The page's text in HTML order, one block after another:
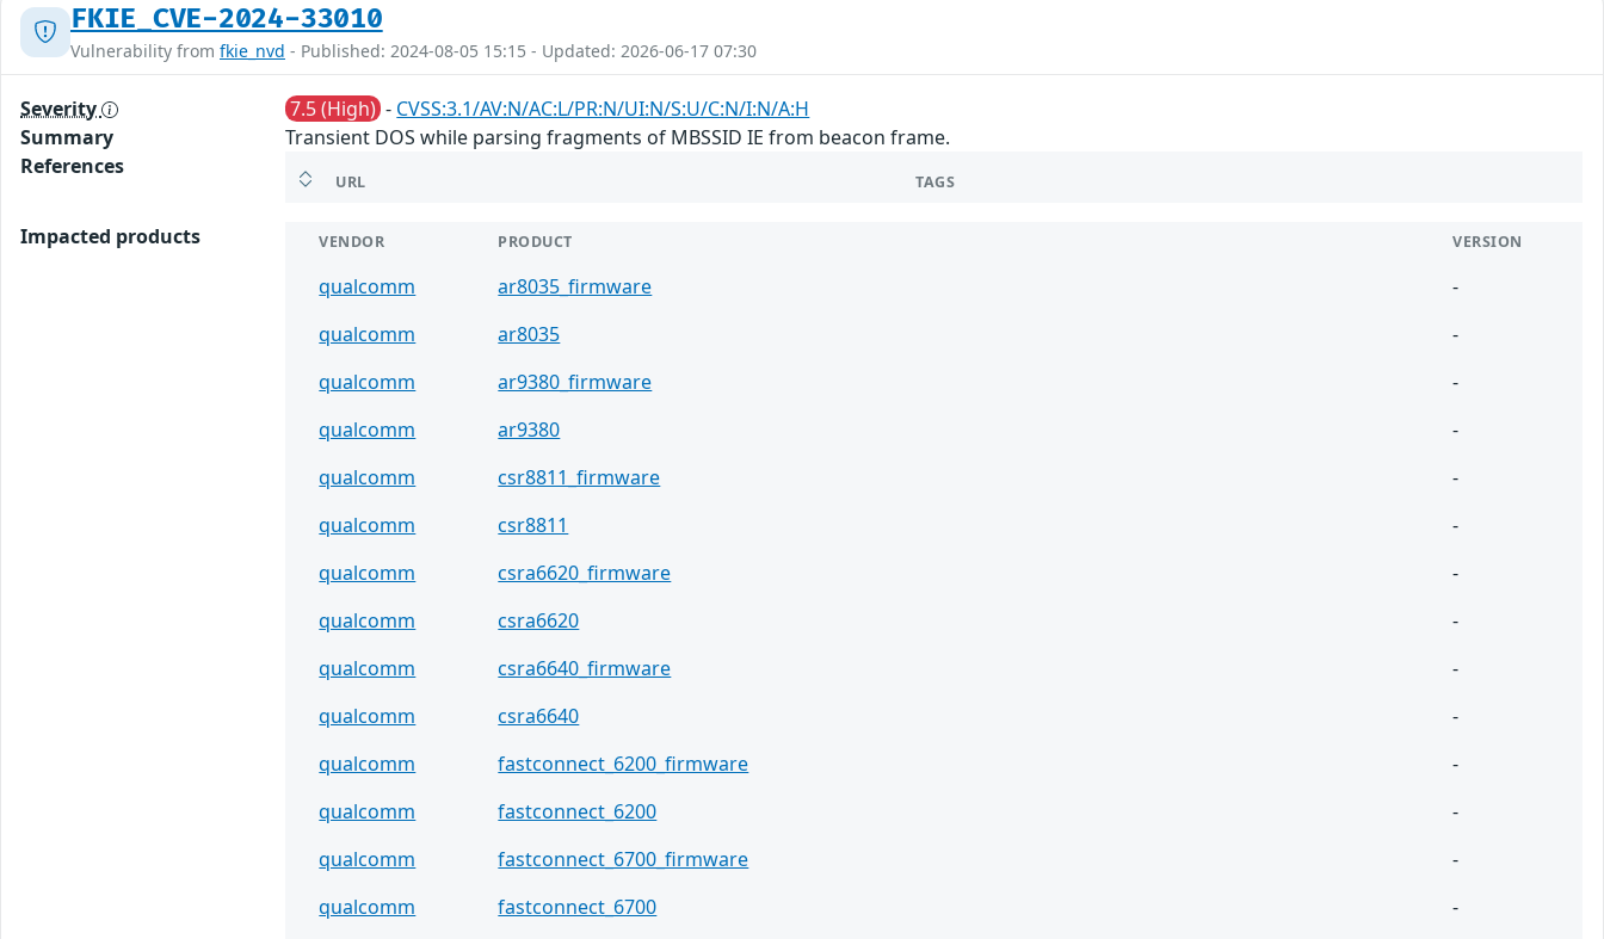
FKIE_CVE-2024-33010
Vulnerability from fkie_nvd - Published: 2024-08-05 15:15 - Updated: 2026-06-17 07:30
Severity 7.5 (High) - CVSS:3.1/AV:N/AC:L/PR:N/UI:N/S:U/C:N/I:N/A:H
Summary
Transient DOS while parsing fragments of MBSSID IE from beacon frame.
References
URL TAGS
Impacted products VENDOR PRODUCT VERSION
qualcomm ar8035_firmware
-
qualcomm
ar8035
-
qualcomm
ar9380_firmware
-
qualcomm
ar9380
-
qualcomm
csr8811_firmware
-
qualcomm
csr8811
-
qualcomm
csra6620_firmware
-
qualcomm
csra6620
-
qualcomm
csra6640_firmware
-
qualcomm
csra6640
-
qualcomm
fastconnect_6200_firmware
-
qualcomm
fastconnect_6200
-
qualcomm
fastconnect_6700_firmware
-
qualcomm
fastconnect_6700
-